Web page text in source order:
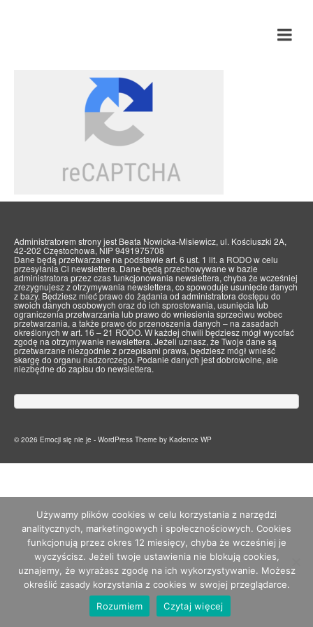
Administratorem strony jest Beata Nowicka-Misiewicz, ul. Kościuszki 2A,
42-202 Częstochowa, NIP 9491975708
Dane będą przetwarzane na podstawie art. 6 ust. 1 lit. a RODO w celu
przesyłania Ci newslettera. Dane będą przechowywane w bazie
administratora przez czas funkcjonowania newslettera, chyba że wcześniej
zrezygnujesz z otrzymywania newslettera, co spowoduje usunięcie danych
z bazy. Będziesz mieć prawo do żądania od administratora dostępu do
swoich danych osobowych oraz do ich sprostowania, usunięcia lub
ograniczenia przetwarzania lub prawo do wniesienia sprzeciwu wobec
przetwarzania, a także prawo do przenoszenia danych – na zasadach
określonych w art. 16 – 21 RODO. W każdej chwili będziesz mógł wycofać
zgodę na otrzymywanie newslettera. Jeżeli uznasz, że Twoje dane są
przetwarzane niezgodnie z przepisami prawa, będziesz mógł wnieść
skargę do organu nadzorczego. Podanie danych jest dobrowolne, ale
niezbędne do zapisu do newslettera.
© 2026 Emocji się nie je - WordPress Theme by Kadence WP
Używamy plików cookies w celu korzystania z narzędzi
analitycznych, marketingowych i społecznościowych. Cookies
funkcjonują przez okres 12 miesięcy, chyba że wcześniej je
wyczyścisz. Jeżeli twoje ustawienia nie blokują cookies,
uznajemy, że wyrażasz zgodę na ich wykorzystywanie. Możesz
określić zasady korzystania z cookies w swojej przeglądarce.
Rozumiem
Czytaj więcej